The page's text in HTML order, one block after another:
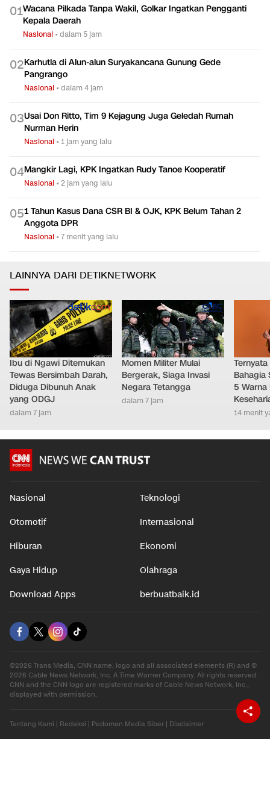
01Wacana Pilkada Tanpa Wakil, Golkar Ingatkan Pengganti
Kepala Daerah
Nasional •dalam 5 jam
02Karhutla di Alun-alun Suryakancana Gunung Gede
Pangrango
Nasional •dalam 4 jam
03Usai Don Ritto, Tim 9 Kejagung Juga Geledah Rumah
Nurman Herin
Nasional •1 jam yang lalu
04Mangkir Lagi, KPK Ingatkan Rudy Tanoe Kooperatif
Nasional •2 jam yang lalu
051 Tahun Kasus Dana CSR BI & OJK, KPK Belum Tahan 2
Anggota DPR
Nasional •7 menit yang lalu
LAINNYA DARI DETIKNETWORK
Ibu di Ngawi Ditemukan
Tewas Bersimbah Darah,
Diduga Dibunuh Anak
yang ODGJ
dalam 7 jam
Momen Militer Mulai
Bergerak, Siaga Invasi
Negara Tetangga
dalam 7 jam
Bahagia
5
14 menit
Nasional Teknologi
Otomotif Internasional
Hiburan Ekonomi
Gaya Hidup Olahraga
Download Apps berbuatbaik.id
©2026 Trans Media, CNN name, logo and all associated elements (R) and ©
2026 Cable News Network, Inc. A Time Warner Company. All rights reserved.
CNN and the CNN logo are registered marks of Cable News Network, Inc.,
displayed with permission.
Tentang Kami Redaksi Pedoman Media Siber Disclaimer